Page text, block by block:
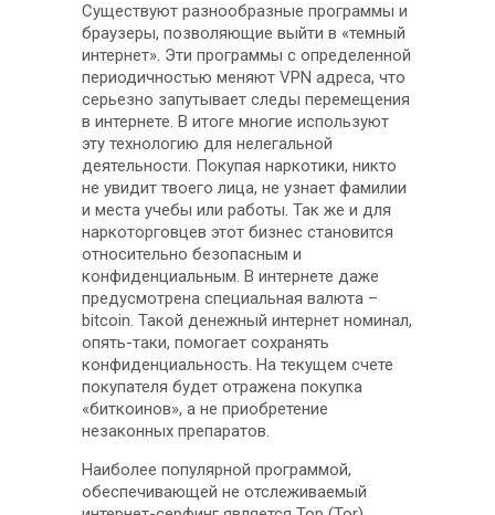
Существуют разнообразные программы и
браузеры, позволяющие выйти в «темный
интернет». Эти программы с определенной
периодичностью меняют VPN адреса, что
серьезно запутывает следы перемещения
в интернете. В итоге многие используют
эту технологию для нелегальной
деятельности. Покупая наркотики, никто
не увидит твоего лица, не узнает фамилии
и места учебы или работы. Так же и для
наркоторговцев этот бизнес становится
относительно безопасным и
конфиденциальным. В интернете даже
предусмотрена специальная валюта –
bitcoin. Такой денежный интернет номинал,
опять-таки, помогает сохранять
конфиденциальность. На текущем счете
покупателя будет отражена покупка
«биткоинов», а не приобретение
незаконных препаратов.
Наиболее популярной программой,
обеспечивающей не отслеживаемый